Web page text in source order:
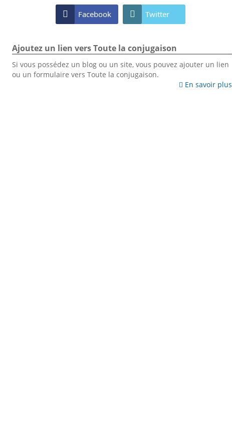
 Facebook  Twitter
Ajoutez un lien vers Toute la conjugaison
Si vous possédez un blog ou un site, vous pouvez ajouter un lien
ou un formulaire vers Toute la conjugaison.
 En savoir plus